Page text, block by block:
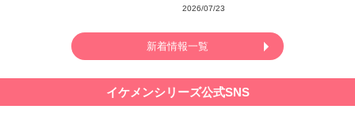
2026/07/23
新着情報一覧
イケメンシリーズ公式SNS